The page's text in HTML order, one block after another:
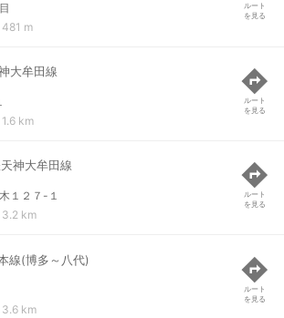
481 m
ルート
を見る
大牟田線
km
ルート
を見る
神大牟田線
１２７-１
3.2 km
ルート
を見る
線(博多～八代)
3.6 km
ルート
を見る